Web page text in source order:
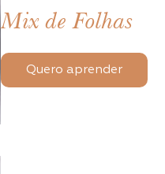
Mix de Folhas
Quero aprender